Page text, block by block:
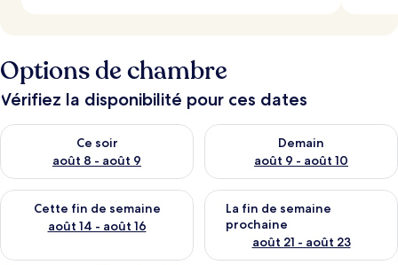
Options de chambre
Vérifiez la disponibilité pour ces dates
Ce soir
août 8 - août 9
Vérifier la disponibilité pour ce soir août 8 - août 9
Demain
août 9 - août 10
Vérifier la disponibilité pour
Cette fin de semaine
août 14 - août 16
Vérifier la disponibilité pour cette fin de semaine août 14 -
La fin de semaine
prochaine
août 21 - août 23
Vérifier la disponibilité pour